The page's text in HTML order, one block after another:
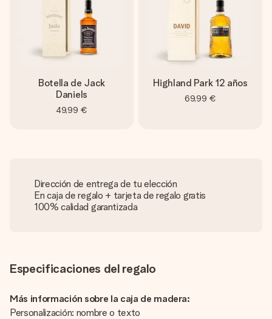
Botella de Jack
Daniels
49,99 €
Highland Park 12 años
69,99 €
Dirección de entrega de tu elección
En caja de regalo + tarjeta de regalo gratis
100% calidad garantizada
Especificaciones del regalo
Más información sobre la caja de madera:
Personalización: nombre o texto